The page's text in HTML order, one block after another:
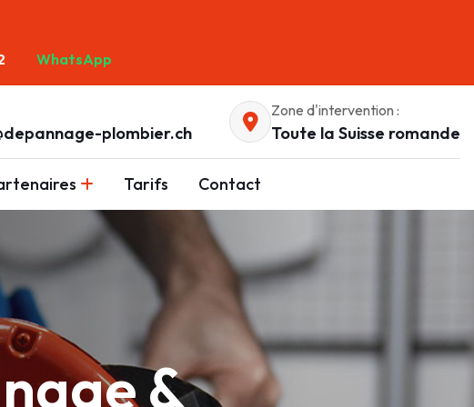
WhatsApp
plombier.ch
Zone d'intervention :
Toute la Suisse romande
Tarifs Contact
&